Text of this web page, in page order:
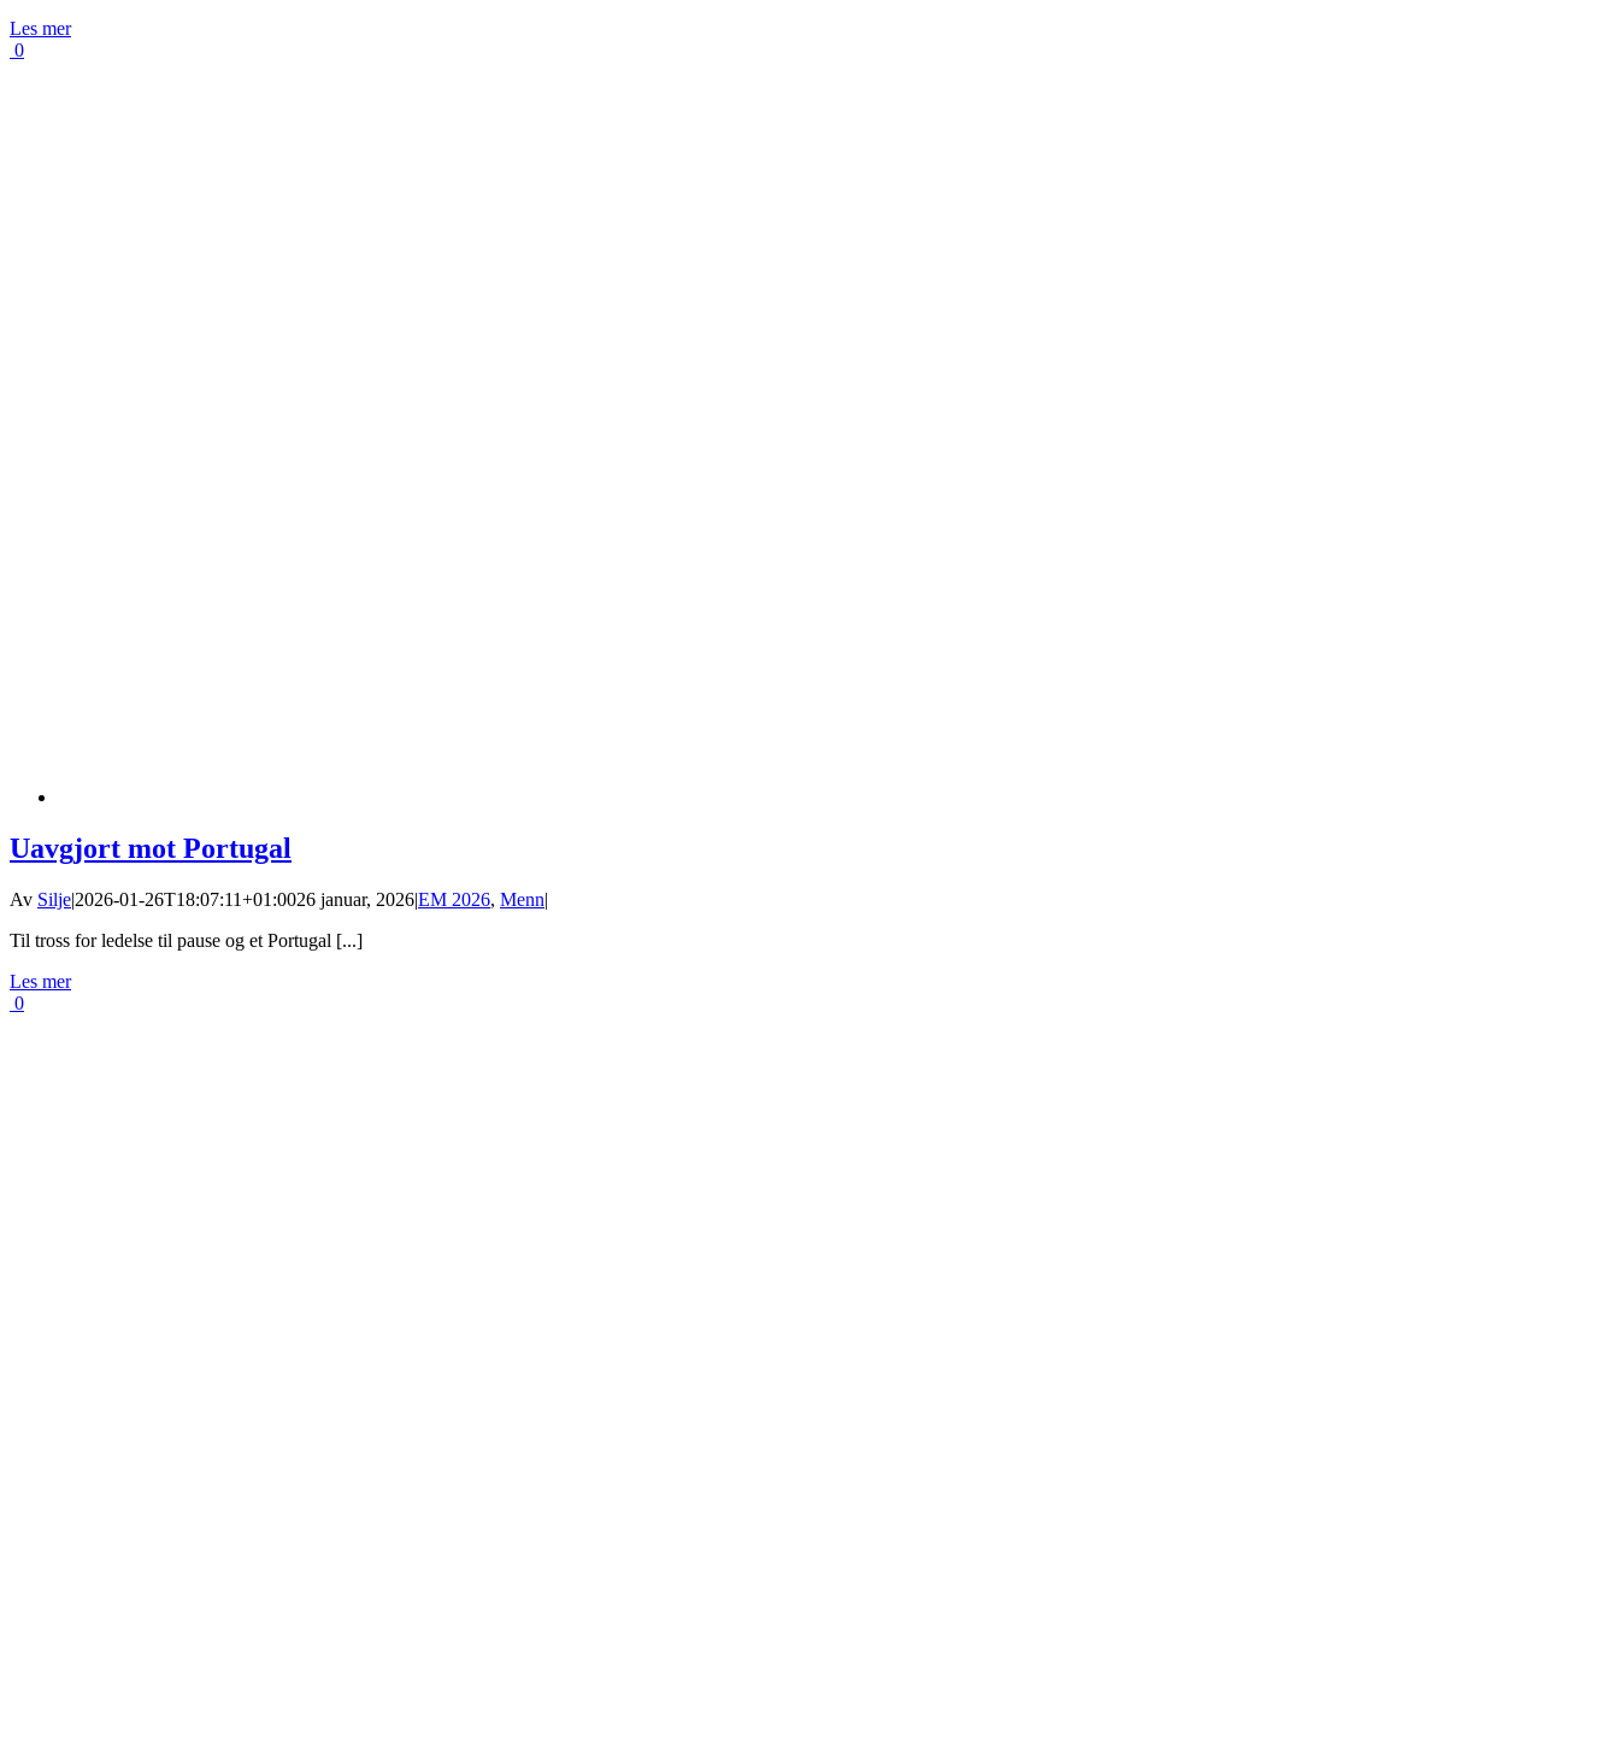
Les mer
0
Uavgjort mot Portugal
Av Silje|2026-01-26T18:07:11+01:0026 januar, 2026|EM 2026, Menn|
Til tross for ledelse til pause og et Portugal [...]
Les mer
0